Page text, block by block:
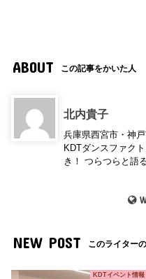
ABOUT この記事をかいた人
北内貴子
兵庫県西宮市・神
KDTダンスファク
き！ つらつらと語
NEW POST このライター
KDTイベント情報